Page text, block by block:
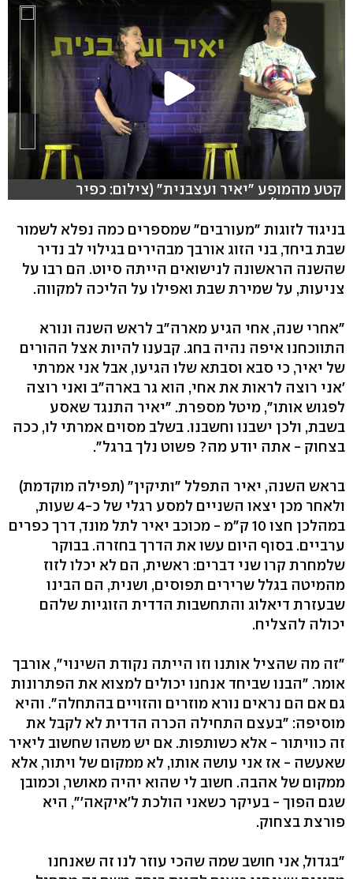
קטע מהמופע "יאיר ועצבנית" (צילום: כפיר
אהרונוביץ')
בניגוד לזוגות "מעורבים" שמספרים כמה נפלא לשמור
שבת ביחד, בני הזוג אורבך מבהירים בגילוי לב נדיר
שהשנה הראשונה לנישואים הייתה סיוט. הם רבו על
צניעות, על שמירת שבת ואפילו על הליכה למקווה.
"אחרי שנה, אחי הגיע מארה"ב לראש השנה ונורא
התווכחנו איפה נהיה בחג. קבענו להיות אצל ההורים
של יאיר, כי סבא וסבתא שלו הגיעו, אבל אני אמרתי
'אני רוצה לראות את אחי, הוא גר בארה"ב ואני רוצה
לפגוש אותו", מיטל מספרת. "יאיר התנגד שאסע
בשבת, ולכן ישבנו וחשבנו. בשלב מסוים אמרתי לו, ככה
בצחוק - אתה יודע מה? פשוט נלך ברגל".
בראש השנה, יאיר התפלל "ותיקין" (תפילה מוקדמת)
ולאחר מכן יצאו השניים למסע רגלי של כ-4 שעות,
במהלכן חצו 10 ק"מ - מכוכב יאיר לתל מונד, דרך כפרים
ערביים. בסוף היום עשו את הדרך בחזרה. בבוקר
שלמחרת קרו שני דברים: ראשית, הם לא יכלו לזוז
מהמיטה בגלל שרירים תפוסים, ושנית, הם הבינו
שבעזרת דיאלוג והתחשבות הדדית הזוגיות שלהם
יכולה להצליח.
"זה מה שהציל אותנו וזו הייתה נקודת השינוי", אורבך
אומר. "הבנו שביחד אנחנו יכולים למצוא את הפתרונות
גם אם הם נראים נורא מוזרים והזויים בהתחלה". והיא
מוסיפה: "בעצם התחילה הכרה הדדית לא לקבל את
זה כוויתור - אלא כשותפות. אם יש משהו שחשוב ליאיר
שאעשה - אז אני עושה אותו, לא ממקום של ויתור, אלא
ממקום של אהבה. חשוב לי שהוא יהיה מאושר, וכמובן
שגם הפוך - בעיקר כשאני הולכת ל'איקאה'", היא
פורצת בצחוק.
"בגדול, אני חושב שמה שהכי עוזר לנו זה שאנחנו